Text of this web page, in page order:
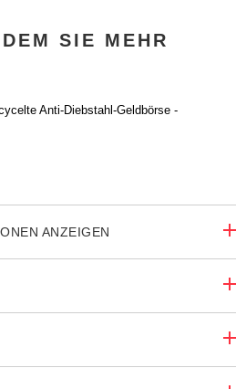
SIE MEHR
Anti-Diebstahl-Geldbörse -
ANZEIGEN